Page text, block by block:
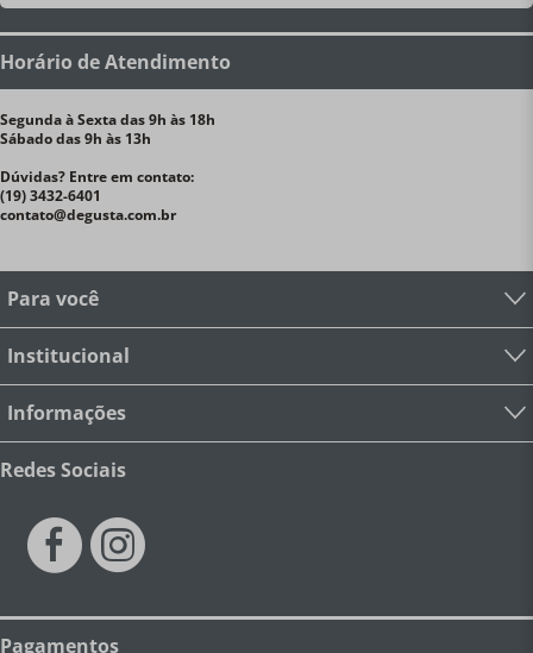
Horário de Atendimento
Segunda à Sexta das 9h às 18h
Sábado das 9h às 13h
Dúvidas? Entre em contato:
(19) 3432-6401
contato@degusta.com.br
Para você
Institucional
Informações
Redes Sociais
Pagamentos